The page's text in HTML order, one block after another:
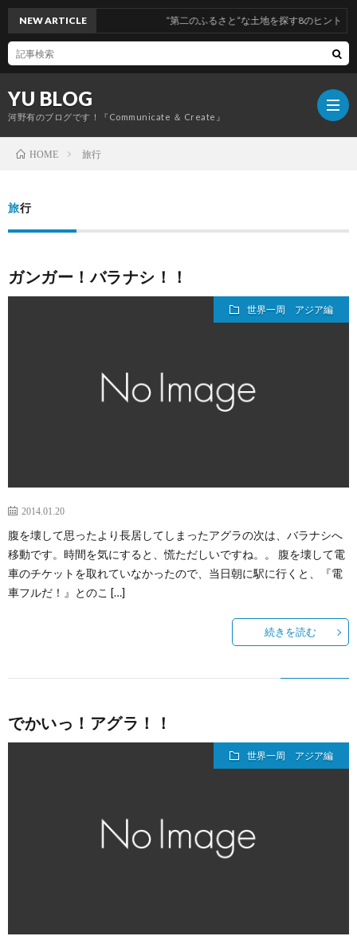
YU BLOG
河野有のブログです！『Communicate ＆ Create』
営
コ
ュ
ョ
ン
行
健
NEW ARTICLE “第二のふるさと”な土地を探す8のヒント
HOME 旅行
旅行
ガンガー！バラナシ！！
世界一周 アジア編
2014.01.20
腹を壊して思ったより長居してしまったアグラの次は、バラナシへ
移動です。時間を気にすると、慌ただしいですね。。 腹を壊して電
車のチケットを取れていなかったので、当日朝に駅に行くと、『電
車フルだ！』とのこ […]
続きを読む
でかいっ！アグラ！！
世界一周 アジア編